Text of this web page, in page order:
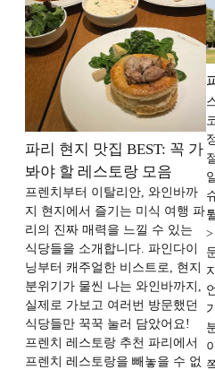
파리 현지 맛집 BEST: 꼭 가
봐야 할 레스토랑 모음
프렌치부터 이탈리안, 와인바까
지 현지에서 즐기는 미식 여행 파
리의 진짜 매력을 느낄 수 있는
식당들을 소개합니다. 파인다이
닝부터 캐주얼한 비스트로, 현지
분위기가 물씬 나는 와인바까지,
실제로 가보고 여러번 방문했던
식당들만 꾹꾹 눌러 담았어요!
프렌치 레스토랑 추천 파리에서
프렌치 레스토랑을 빼놓을 수 없